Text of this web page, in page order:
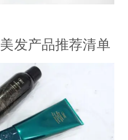
发产品推荐清单